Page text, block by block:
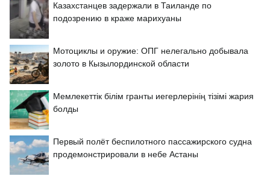
Казахстанцев задержали в Таиланде по
подозрению в краже марихуаны
Мотоциклы и оружие: ОПГ нелегально добывала
золото в Кызылординской области
Мемлекеттік білім гранты иегерлерінің тізімі жария
болды
Первый полёт беспилотного пассажирского судна
продемонстрировали в небе Астаны